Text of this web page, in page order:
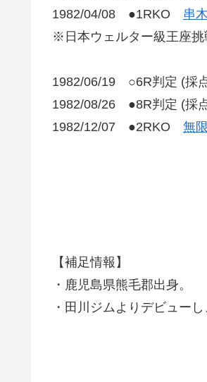
1982/04/08 ●1RKO 串
※日本ウェルター級王座挑
1982/06/19 ○6R判定 (採
1982/08/26 ●8R判定 (採
1982/12/07 ●2RKO 無
【補足情報】
・鹿児島県熊毛郡出身。
・田川ジムよりデビュー